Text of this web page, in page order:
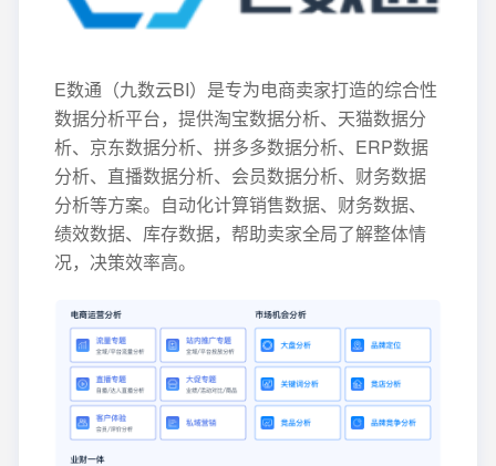
E数通（九数云BI）是专为电商卖家打造的综合性
数据分析平台，提供淘宝数据分析、天猫数据分
析、京东数据分析、拼多多数据分析、ERP数据
分析、直播数据分析、会员数据分析、财务数据
分析等方案。自动化计算销售数据、财务数据、
绩效数据、库存数据，帮助卖家全局了解整体情
况，决策效率高。